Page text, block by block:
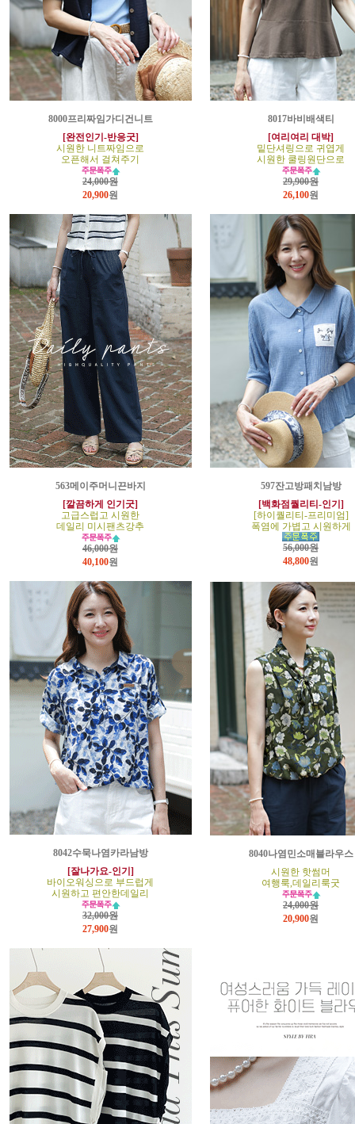
8000프리짜임가디건니트
[완전인기-반응굿]
시원한 니트짜임으로
오픈해서 걸쳐주기
24,000원
20,900원
8017바비배색티
[여리여리 대박]
밑단셔링으로 귀엽게
시원한 쿨링원단으로
29,900원
26,100원
563메이주머니끈바지
[깔끔하게 인기굿]
고급스럽고 시원한
데일리 미시팬츠강추
46,000원
40,100원
597잔고방패치남방
[백화점퀄리티-인기]
[하이퀄리티-프리미엄]
폭염에 가볍고 시원하게
56,000원
48,800원
8042수묵나염카라남방
[잘나가요-인기]
바이오워싱으로 부드럽게
시원하고 편안한데일리
32,000원
27,900원
8040나염민소매블라우스
시원한 핫썸머
여행룩,데일리룩굿
24,000원
20,900원